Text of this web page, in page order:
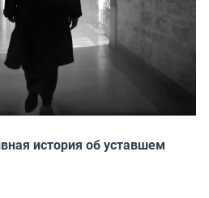
история об уставшем